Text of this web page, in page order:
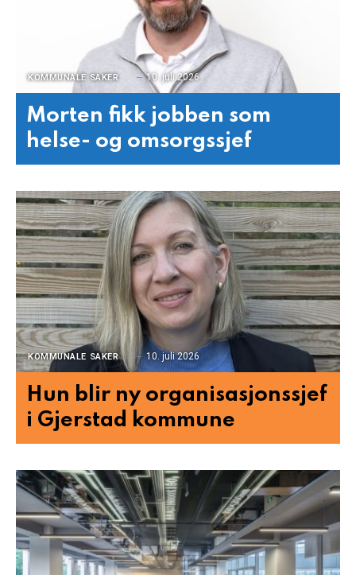
KOMMUNALE SAKER 10. juli 2026
Morten fikk jobben som
helse- og omsorgssjef
KOMMUNALE SAKER 10. juli 2026
Hun blir ny organisasjonssjef
i Gjerstad kommune